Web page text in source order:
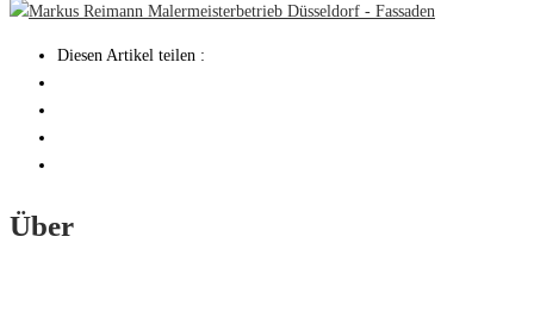
Diesen Artikel teilen :
Über